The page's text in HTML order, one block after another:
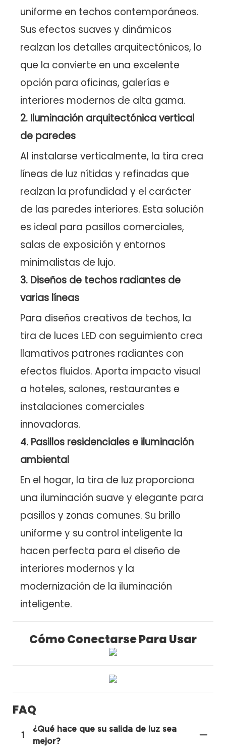
uniforme en techos contemporáneos.
Sus efectos suaves y dinámicos
realzan los detalles arquitectónicos, lo
que la convierte en una excelente
opción para oficinas, galerías e
interiores modernos de alta gama.
2. Iluminación arquitectónica vertical
de paredes
Al instalarse verticalmente, la tira crea
líneas de luz nítidas y refinadas que
realzan la profundidad y el carácter
de las paredes interiores. Esta solución
es ideal para pasillos comerciales,
salas de exposición y entornos
minimalistas de lujo.
3. Diseños de techos radiantes de
varias líneas
Para diseños creativos de techos, la
tira de luces LED con seguimiento crea
llamativos patrones radiantes con
efectos fluidos. Aporta impacto visual
a hoteles, salones, restaurantes e
instalaciones comerciales
innovadoras.
4. Pasillos residenciales e iluminación
ambiental
En el hogar, la tira de luz proporciona
una iluminación suave y elegante para
pasillos y zonas comunes. Su brillo
uniforme y su control inteligente la
hacen perfecta para el diseño de
interiores modernos y la
modernización de la iluminación
inteligente.
Cómo Conectarse Para Usar
FAQ
1
¿Qué hace que su salida de luz sea
mejor?